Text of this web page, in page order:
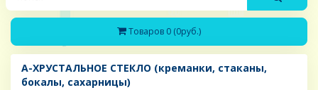
Товаров 0 (0руб.)
A-ХРУСТАЛЬНОЕ СТЕКЛО (креманки, стаканы,
бокалы, сахарницы)